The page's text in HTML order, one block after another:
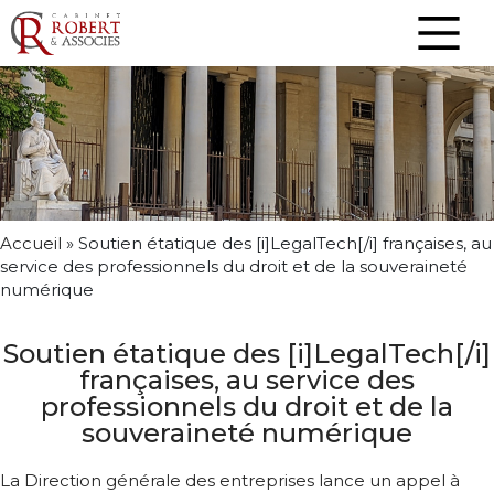
Accueil » Soutien étatique des [i]LegalTech[/i] françaises, au
service des professionnels du droit et de la souveraineté
numérique
Soutien étatique des [i]LegalTech[/i]
françaises, au service des
professionnels du droit et de la
souveraineté numérique
La Direction générale des entreprises lance un appel à